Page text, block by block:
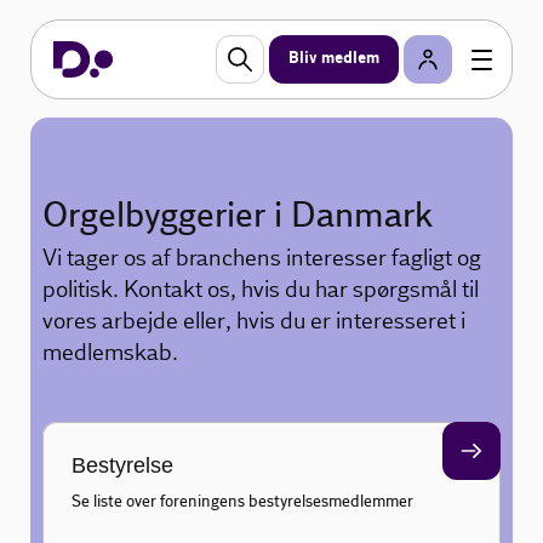
Bliv medlem
Orgelbyggerier i Danmark
Vi tager os af branchens interesser fagligt og
politisk. Kontakt os, hvis du har spørgsmål til
vores arbejde eller, hvis du er interesseret i
medlemskab.
Bestyrelse
Se liste over foreningens bestyrelsesmedlemmer